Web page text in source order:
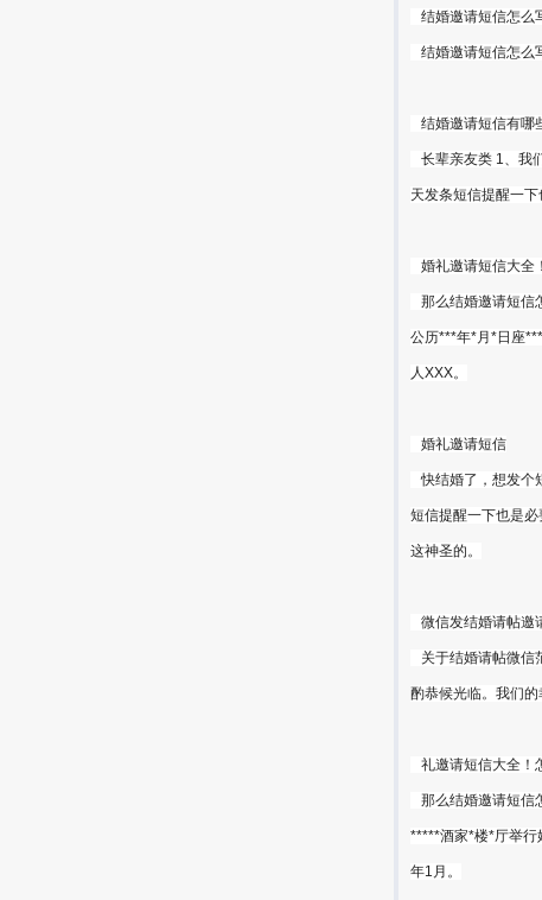
结婚邀请短信怎么
结婚邀请短信怎么
结婚邀请短信有哪
长辈亲友类 1、我
天发条短信提醒一下
婚礼邀请短信大全
那么结婚邀请短信
公历***年*月*日座
人XXX。
婚礼邀请短信
快结婚了，想发个
短信提醒一下也是
这神圣的。
微信发结婚请帖邀
关于结婚请帖微信
酌恭候光临。我们的
礼邀请短信大全！
那么结婚邀请短信
*****酒家*楼*厅举行
年1月。